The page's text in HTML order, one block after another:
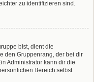
zu identifizieren sind.
bist, dient die
den Gruppenrang, der bei dir
Administrator kann dir die
Bereich selbst